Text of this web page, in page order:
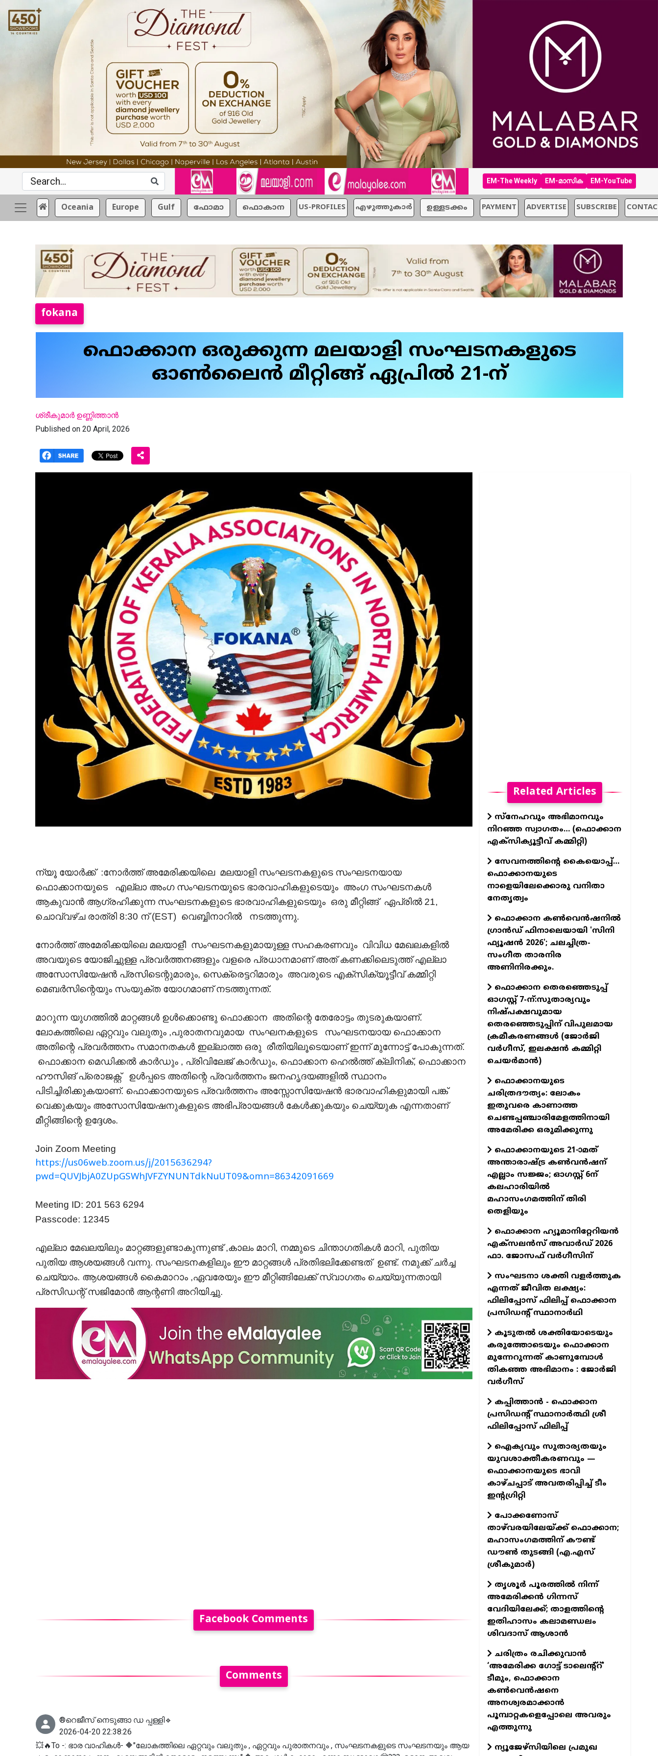
EM-The Weekly EM-മാസിക EM-YouTube
Oceania Europe Gulf ഫോമാ ഫൊകാന US-PROFILES എഴുത്തുകാര്‍ ഉള്ളടക്കം PAYMENT ADVERTISE SUBSCRIBE
fokana
ഫൊക്കാന ഒരുക്കുന്ന മലയാളി സംഘടനകളുടെ
ഓൺലൈൻ മീറ്റിങ്ങ് ഏപ്രിൽ 21-ന്
ശ്രീകുമാർ ഉണ്ണിത്താൻ
Published on 20 April, 2026
ന്യൂ യോർക്ക്‌ :നോര്‍ത്ത്‌ അമേരിക്കയിലെ മലയാളി സംഘടനകളുടെ സംഘടനയായ
ഫൊക്കാനയുടെ എല്ലാ അംഗ സംഘടനയുടെ ഭാരവാഹികളുടെയും അംഗ സംഘടനകൾ
ആകുവാൻ ആഗ്രഹിക്കുന്ന സംഘടനകളുടെ ഭാരവാഹികളുടെയും ഒരു മീറ്റിങ്ങ് ഏപ്രിൽ 21,
ചൊവ്വഴ്ച രാത്രി 8:30 ന് (EST) വെബ്ബിനാറിൽ നടത്തുന്നു.
നോർത്ത് അമേരിക്കയിലെ മലയാളീ സംഘടനകളുമായുള്ള സഹകരണവും വിവിധ മേഖലകളിൽ
അവയുടെ യോജിച്ചുള്ള പ്രവർത്തനങ്ങളും വളരെ പ്രധാനമാണ് അത് കണക്കിലെടുത്ത് എല്ലാ
അസോസിയേഷൻ പ്രസിടെന്റുമാരും, സെക്രെട്ടറിമാരും അവരുടെ എക്സിക്യൂട്ടീവ് കമ്മിറ്റി
മെബർസിന്റെയും സംയുക്ത യോഗമാണ് നടത്തുന്നത്.
മാറുന്ന യുഗത്തിൽ മാറ്റങ്ങൾ ഉൾക്കൊണ്ടു ഫൊക്കാന അതിന്റെ തേരോട്ടം തുടരുകയാണ്.
ലോകത്തിലെ ഏറ്റവും വലുതും ,പുരാതനവുമായ സംഘനകളുടെ സംഘടനയായ ഫൊക്കാന
അതിന്റെ പ്രവർത്തനം സമാനതകൾ ഇല്ലാത്ത ഒരു രീതിയിലൂടെയാണ് ഇന്ന് മുന്നോട്ട് പോകുന്നത്.
ഫൊക്കാന മെഡിക്കൽ കാർഡും , പ്രിവിലേജ് കാർഡും, ഫൊക്കാന ഹെൽത്ത് ക്ലിനിക്, ഫൊക്കാന
ഹൗസിങ് പ്രൊജക്റ്റ് ഉൾപ്പടെ അതിന്റെ പ്രവർത്തനം ജനഹൃദയങ്ങളിൽ സ്ഥാനം
പിടിച്ചിരിക്കുകയാണ്. ഫൊക്കാനയുടെ പ്രവർത്തനം അസ്സോസിയേഷൻ ഭാരവാഹികളുമായി പങ്ക്
വെക്കുകയും അസോസിയേഷനുകളുടെ അഭിപ്രായങ്ങൾ കേൾക്കുകയും ചെയ്യുക എന്നതാണ്
മീറ്റിങ്ങിന്റെ ഉദ്ദേശം.
Join Zoom Meeting
https://us06web.zoom.us/j/2015636294?
pwd=QUVJbjA0ZUpGSWhJVFZYNUNTdkNuUT09&omn=86342091669
Meeting ID: 201 563 6294
Passcode: 12345
എല്ലാ മേഖലയിലും മാറ്റങ്ങളുണ്ടാകുന്നുണ്ട് ,കാലം മാറി, നമ്മുടെ ചിന്താഗതികൾ മാറി, പുതിയ
പുതിയ ആശയങ്ങൾ വന്നു. സംഘടനകളിലും ഈ മാറ്റങ്ങൾ പ്രതിഭലിക്കേണ്ടത് ഉണ്ട്. നമുക്ക് ചർച്ച
ചെയ്യാം. ആശയങ്ങൾ കൈമാറാം ,ഏവരേയും ഈ മീറ്റിങ്ങിലേക്ക് സ്വാഗതം ചെയ്യുന്നതായി
പ്രസിഡന്റ് സജിമോൻ ആന്റണി അറിയിച്ചു.
Facebook Comments
Comments
®️റെജീസ് നെടുങ്ങാ ഡ പ്പള്ളി🔹
2026-04-20 22:38:26
💥🔥To -: ഭാര വാഹികൾ- 🔶"ലോകത്തിലെ ഏറ്റവും വലുതും , ഏറ്റവും പുരാതനവും , സംഘടനകളുടെ സംഘടനയും ആയ
Related Articles
സ്നേഹവും അഭിമാനവും
നിറഞ്ഞ സ്വാഗതം… (ഫൊക്കാന
എക്സിക്യൂട്ടീവ് കമ്മിറ്റി)
സേവനത്തിന്റെ കൈയൊപ്പ്…
ഫൊക്കാനയുടെ
നാളെയിലേക്കൊരു വനിതാ
നേതൃത്വം
ഫൊക്കാന കണ്‍വെന്‍ഷനില്‍
ഗ്രാന്‍ഡ് ഫിനാലെയായി 'സിനി
ഫ്യൂഷന്‍ 2026'; ചലച്ചിത്ര-
സംഗീത താരനിര
അണിനിരക്കും.
ഫൊക്കാന തെരഞ്ഞെടുപ്പ്
ഓഗസ്റ്റ് 7-ന്:സുതാര്യവും
നിഷ്പക്ഷവുമായ
തെരഞ്ഞെടുപ്പിന് വിപുലമായ
ക്രമീകരണങ്ങൾ (ജോർജി
വർഗീസ്, ഇലക്ഷൻ കമ്മിറ്റി
ചെയർമാൻ)
ഫൊക്കാനയുടെ
ചരിത്രദൗത്യം: ലോകം
ഇതുവരെ കാണാത്ത
ചെണ്ടപ്പഞ്ചാരിമേളത്തിനായി
അമേരിക്ക ഒരുമിക്കുന്നു
ഫൊക്കാനയുടെ 21-ാമത്
അന്താരാഷ്ട്ര കൺവൻഷന്
എല്ലാം സജ്ജം; ഓഗസ്റ്റ് 6ന്
കലഹാരിയിൽ
മഹാസംഗമത്തിന് തിരി
തെളിയും
ഫൊക്കാന ഹ്യൂമാനിറ്റേറിയന്‍
എക്‌സലന്‍സ് അവാര്‍ഡ് 2026
ഫാ. ജോസഫ് വര്‍ഗീസിന്
സംഘടനാ ശക്തി വളർത്തുക
എന്നത് ജീവിത ലക്ഷ്യം:
ഫിലിപ്പോസ് ഫിലിപ്പ് ഫൊക്കാന
പ്രസിഡന്റ് സ്ഥാനാർഥി
കൂടുതൽ ശക്തിയോടെയും
കരുത്തോടെയും ഫൊക്കാന
മുന്നേറുന്നത് കാണുമ്പോൾ
തികഞ്ഞ അഭിമാനം : ജോർജി
വർഗീസ്
കപ്പിത്താൻ - ഫൊക്കാന
പ്രസിഡന്റ് സ്ഥാനാർത്ഥി ശ്രീ
ഫിലിപ്പോസ് ഫിലിപ്പ്
ഐക്യവും സുതാര്യതയും
യുവശാക്തീകരണവും —
ഫൊക്കാനയുടെ ഭാവി
കാഴ്ചപ്പാട് അവതരിപ്പിച്ച് ടീം
ഇന്റഗ്രിറ്റി
പോക്കണോസ്
താഴ്‌വരയിലേയ്ക്ക് ഫൊക്കാന;
മഹാസംഗമത്തിന് കൗണ്ട്
ഡൗണ്‍ തുടങ്ങി (എ.എസ്
ശ്രീകുമാര്‍)
തൃശൂർ പൂരത്തിൽ നിന്ന്
അമേരിക്കൻ ഗിന്നസ്
വേദിയിലേക്ക്; താളത്തിന്റെ
ഇതിഹാസം കലാമണ്ഡലം
ശിവദാസ് ആശാൻ
ചരിത്രം രചിക്കുവാൻ
‘അമേരിക്ക ഗോട്ട് ടാലെന്റ്റ്’
ടീമും, ഫൊക്കാന
കൺവെൻഷനെ
അനശ്വരമാക്കാൻ
പൂമ്പാറ്റകളെപ്പോലെ അവരും
എത്തുന്നു
ന്യൂജേഴ്സിയിലെ പ്രമുഖ